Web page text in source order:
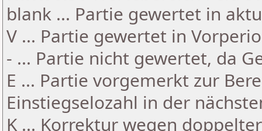
blank ... Partie gewertet in
V ... Partie gewertet in
- ... Partie nicht gewertet, da
E ... Partie vorgemerkt zur
Einstiegselozahl in der
K ... Korrektur wegen